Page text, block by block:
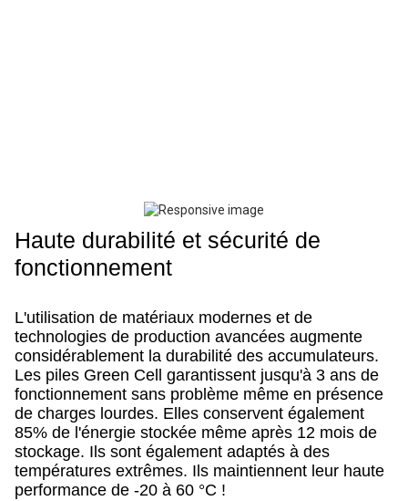
Haute durabilité et sécurité de
fonctionnement
L'utilisation de matériaux modernes et de
technologies de production avancées augmente
considérablement la durabilité des accumulateurs.
Les piles Green Cell garantissent jusqu'à 3 ans de
fonctionnement sans problème même en présence
de charges lourdes. Elles conservent également
85% de l'énergie stockée même après 12 mois de
stockage. Ils sont également adaptés à des
températures extrêmes. Ils maintiennent leur haute
performance de -20 à 60 °C !